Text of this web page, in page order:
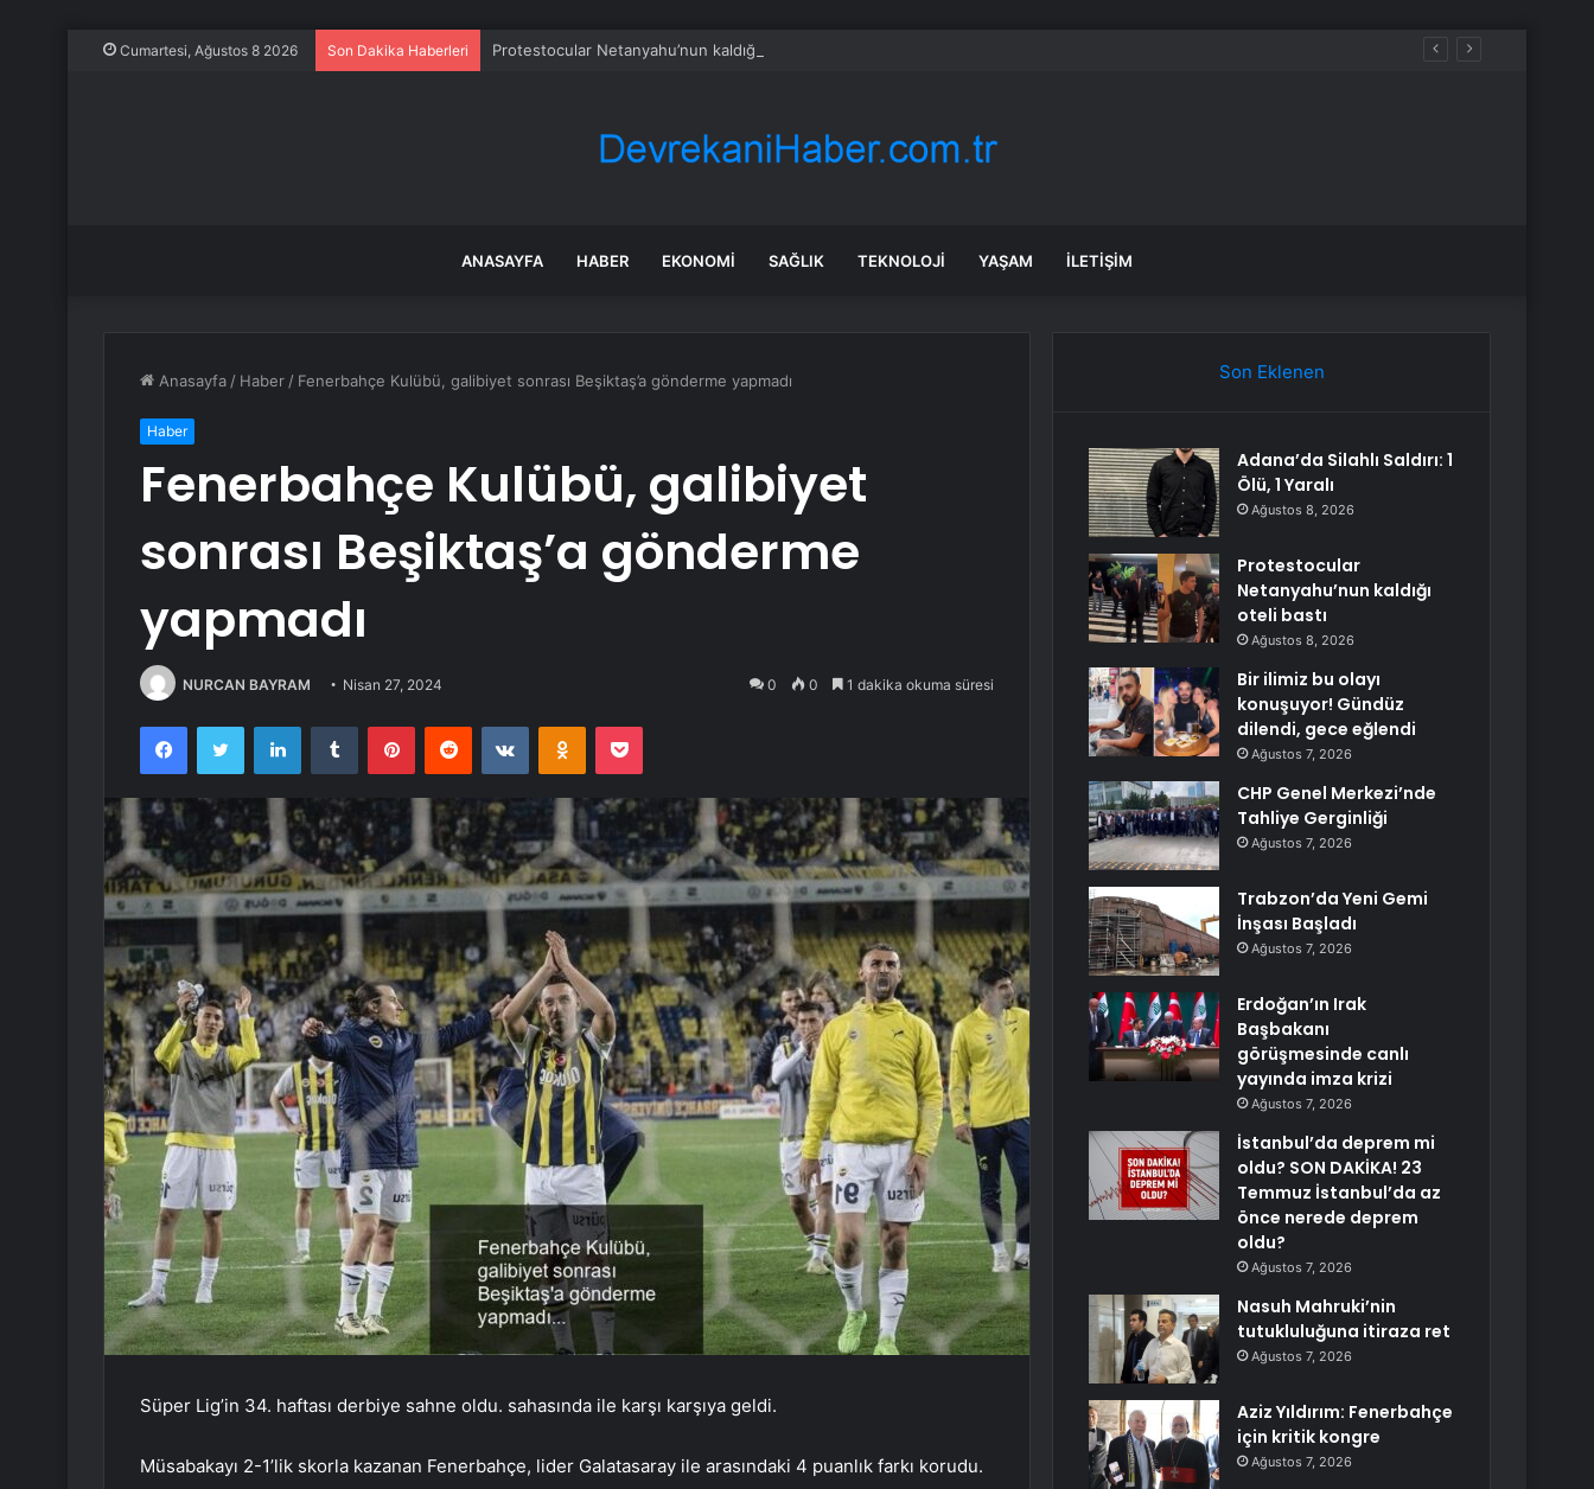
Cumartesi, Ağustos 8 2026 Son Dakika Haberleri Protestocular Netanyahu’nun kaldığı oteli bastı
ANASAYFA HABER EKONOMI SAĞLIK TEKNOLOJI YAŞAM İLETIŞIM
Anasayfa / Haber / Fenerbahçe Kulübü, galibiyet sonrası Beşiktaş’a gönderme yapmadı
Haber
Fenerbahçe Kulübü, galibiyet
sonrası Beşiktaş’a gönderme
yapmadı
NURCAN BAYRAM Nisan 27, 2024 0 0 1 dakika okuma süresi
FacebookTwitter LinkedInTumblr PinterestReddit VKontakteOdnoklassniki
Pocket
Süper Lig’in 34. haftası derbiye sahne oldu. sahasında ile karşı karşıya geldi.
Müsabakayı 2-1’lik skorla kazanan Fenerbahçe, lider Galatasaray ile arasındaki 4 puanlık farkı korudu.
Son Eklenen
Adana’da Silahlı Saldırı: 1
Ölü, 1 Yaralı
Ağustos 8, 2026
Protestocular
Netanyahu’nun kaldığı
oteli bastı
Ağustos 8, 2026
Bir ilimiz bu olayı
konuşuyor! Gündüz
dilendi, gece eğlendi
Ağustos 7, 2026
CHP Genel Merkezi’nde
Tahliye Gerginliği
Ağustos 7, 2026
Trabzon’da Yeni Gemi
İnşası Başladı
Ağustos 7, 2026
Erdoğan’ın Irak
Başbakanı
görüşmesinde canlı
yayında imza krizi
Ağustos 7, 2026
İstanbul’da deprem mi
oldu? SON DAKİKA! 23
Temmuz İstanbul’da az
önce nerede deprem
oldu?
Ağustos 7, 2026
Nasuh Mahruki’nin
tutukluluğuna itiraza ret
Ağustos 7, 2026
Aziz Yıldırım: Fenerbahçe
için kritik kongre
Ağustos 7, 2026